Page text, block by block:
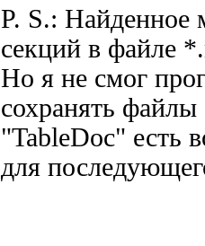
P. S.: Найденное
секций в файле
Но я не смог
сохранять
"TableDoc" есть
для